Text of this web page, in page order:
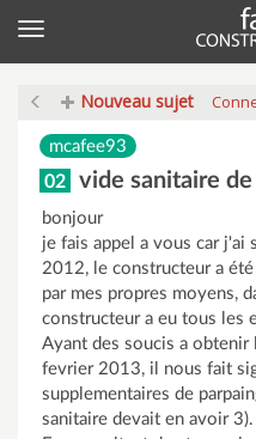
Menu
Nouveau sujet
mcafee93
02 vide sanitaire
bonjour
je fais appel a vous car j'ai
2012, le constructeur a
par mes propres moyens,
constructeur a eu tous les
Ayant des soucis a obtenir
fevrier 2013, il nous fait
supplementaires de
sanitaire devait en avoir 3).